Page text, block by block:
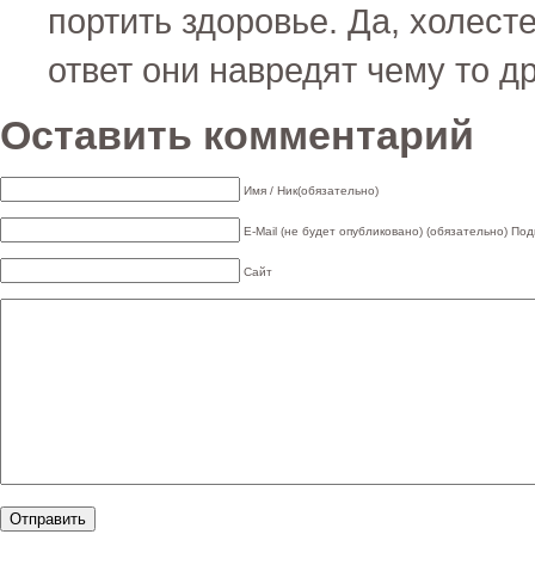
портить здоровье. Да,
ответ они навредят чему то
Оставить комментарий
Имя / Ник(обязательно)
E-Mail (не будет опубликовано) (обязательно)
Сайт